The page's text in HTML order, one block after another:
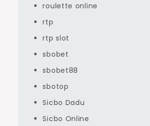
roulette online
rtp
rtp slot
sbobet
sbobet88
sbotop
Sicbo Dadu
Sicbo Online